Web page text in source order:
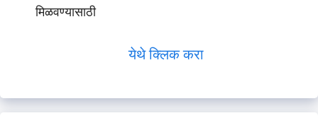
मिळवण्यासाठी
येथे क्लिक करा